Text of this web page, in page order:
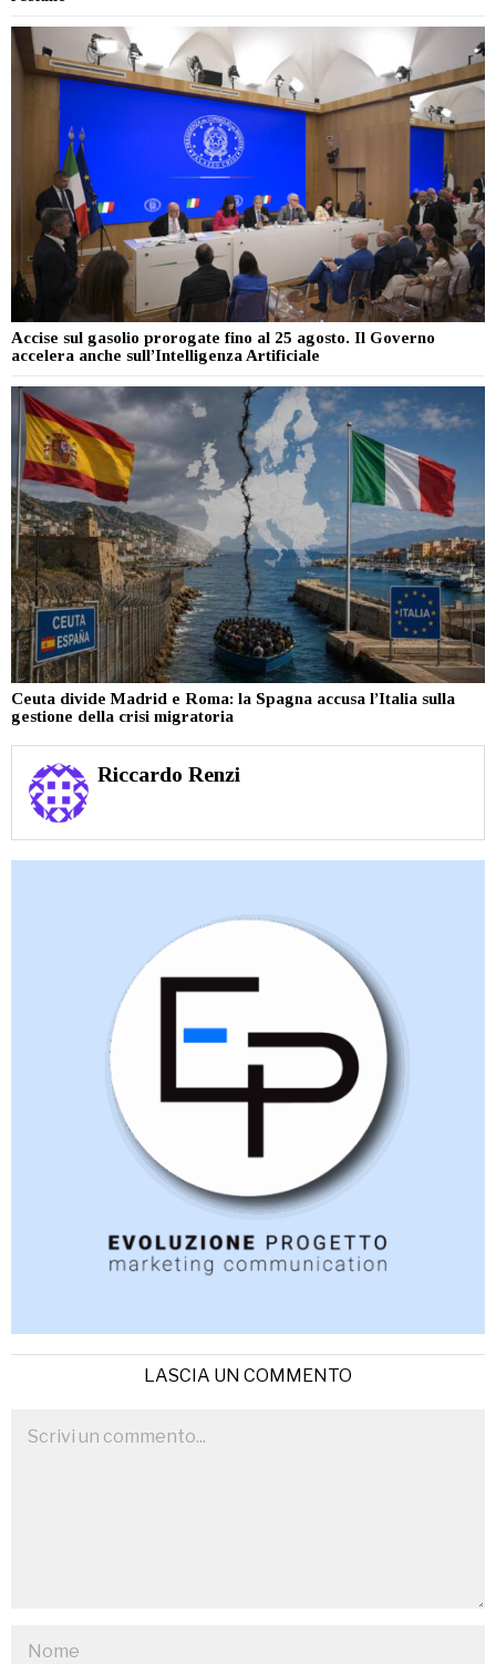
Accise sul gasolio prorogate fino al 25 agosto. Il Governo
accelera anche sull’Intelligenza Artificiale
Ceuta divide Madrid e Roma: la Spagna accusa l’Italia sulla
gestione della crisi migratoria
Riccardo Renzi
LASCIA UN COMMENTO